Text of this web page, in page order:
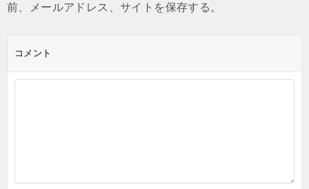
前、メールアドレス、サイトを保存する。
コメント